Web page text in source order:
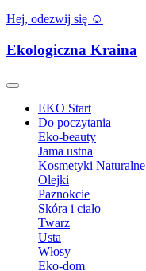
Hej, odezwij się ☺️
Ekologiczna Kraina
EKO Start
Do poczytania
Eko-beauty
Jama ustna
Kosmetyki Naturalne
Olejki
Paznokcie
Skóra i ciało
Twarz
Usta
Włosy
Eko-dom